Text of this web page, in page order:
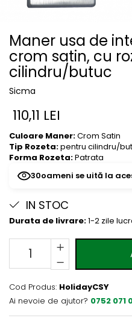
River 12 mm
Woodstock 8mm
Woodstock PRO 8mm
Woodstock XL 10mm
Woodstock XL 8mm
Finsa - Laminat
Finfloor 12mm
Finfloor XL 10mm
Style 8mm
Kaindl - Laminat
Kronotex - Laminat
Advanced 8 mm
Amazone 10 mm
Evolution 12 mm
Exquisit 8 mm
Herringbone 8 mm
Mammut 12 mm
Maner usa de
crom satin, cu
cilindru/butuc
Sicma
110,11 LEI
Culoare Maner:Crom Satin
Tip Rozeta:pentru cilindru/
Forma Rozeta:Patrata
30oameni se uită la
IN STOC
Durata de livrare:1-2 zile
Cod Produs: HolidayCSY
Ai nevoie de ajutor? 0752 071